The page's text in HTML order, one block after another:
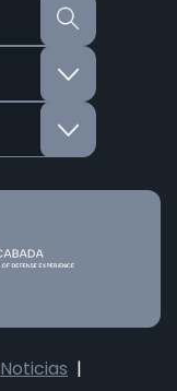
Noticias |